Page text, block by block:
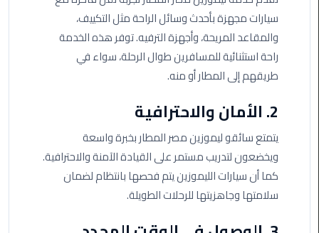
مطار
سفنكس
خدمة
ليموزين
ليموزين
دهب
القاهرة
والعكس
سيارات مجهزة بأحدث وسائل الراحة مثل التكييف،
والمقاعد المريحة، وأجهزة الترفيه. توفر هذه الخدمة
راحة استثنائية للمسافرين طوال الرحلة، سواء في
طريقهم إلى المطار أو منه.
2. الأمان والاحترافية
يتمتع سائقو ليموزين مصر المطار بخبرة واسعة
ويخضعون لتدريب مستمر على القيادة الآمنة والاحترافية.
كما أن سيارات الليموزين يتم فحصها بانتظام لضمان
سلامتها وجاهزيتها للرحلات الطويلة.